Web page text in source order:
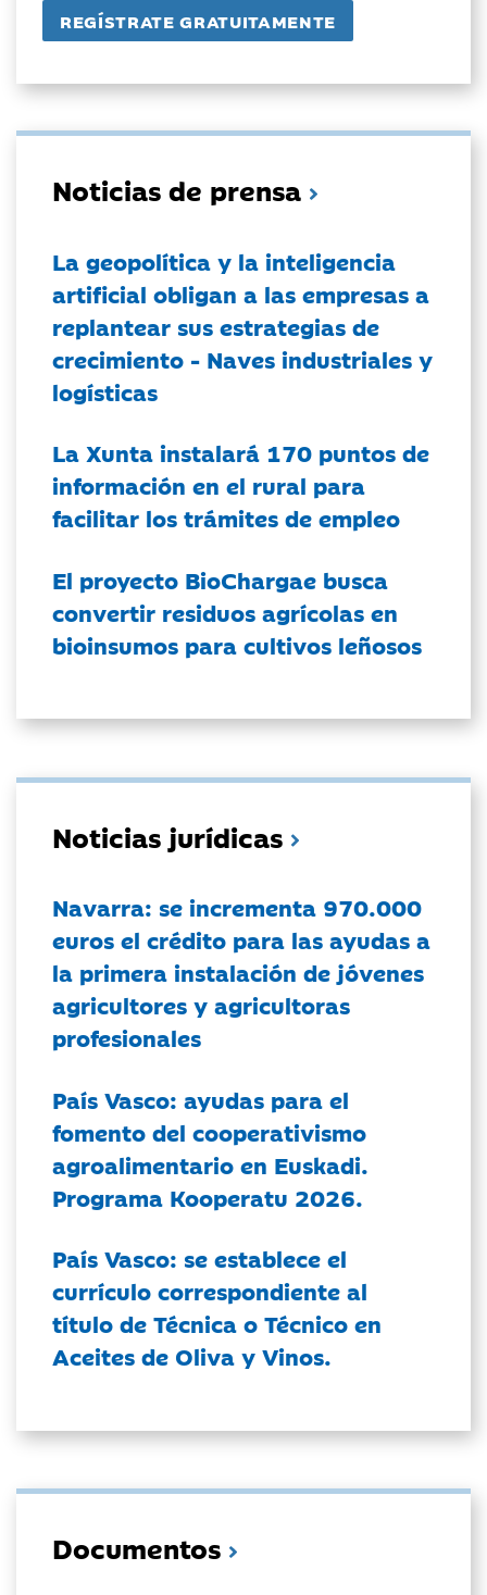
Noticias de prensa
La geopolítica y la inteligencia
artificial obligan a las empresas a
replantear sus estrategias de
crecimiento - Naves industriales y
logísticas
La Xunta instalará 170 puntos de
información en el rural para
facilitar los trámites de empleo
El proyecto BioChargae busca
convertir residuos agrícolas en
bioinsumos para cultivos leñosos
Noticias jurídicas
Navarra: se incrementa 970.000
euros el crédito para las ayudas a
la primera instalación de jóvenes
agricultores y agricultoras
profesionales
País Vasco: ayudas para el
fomento del cooperativismo
agroalimentario en Euskadi.
Programa Kooperatu 2026.
País Vasco: se establece el
currículo correspondiente al
título de Técnica o Técnico en
Aceites de Oliva y Vinos.
Documentos